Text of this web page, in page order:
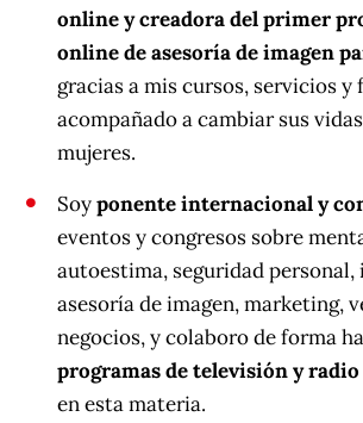
online y creadora del primer
online de asesoría de imagen
gracias a mis cursos, servicios y
acompañado a cambiar sus
mujeres.
Soyponente internacional y
eventos y congresos sobre
autoestima, seguridad personal,
asesoría de imagen, marketing,
negocios, y colaboro de forma
programas de televisión y
en esta materia.